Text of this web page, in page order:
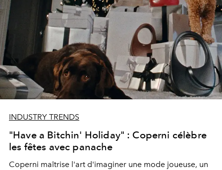
INDUSTRY TRENDS
"Have a Bitchin' Holiday" : Coperni célèbre
les fêtes avec panache
Coperni maîtrise l'art d'imaginer une mode joueuse, un